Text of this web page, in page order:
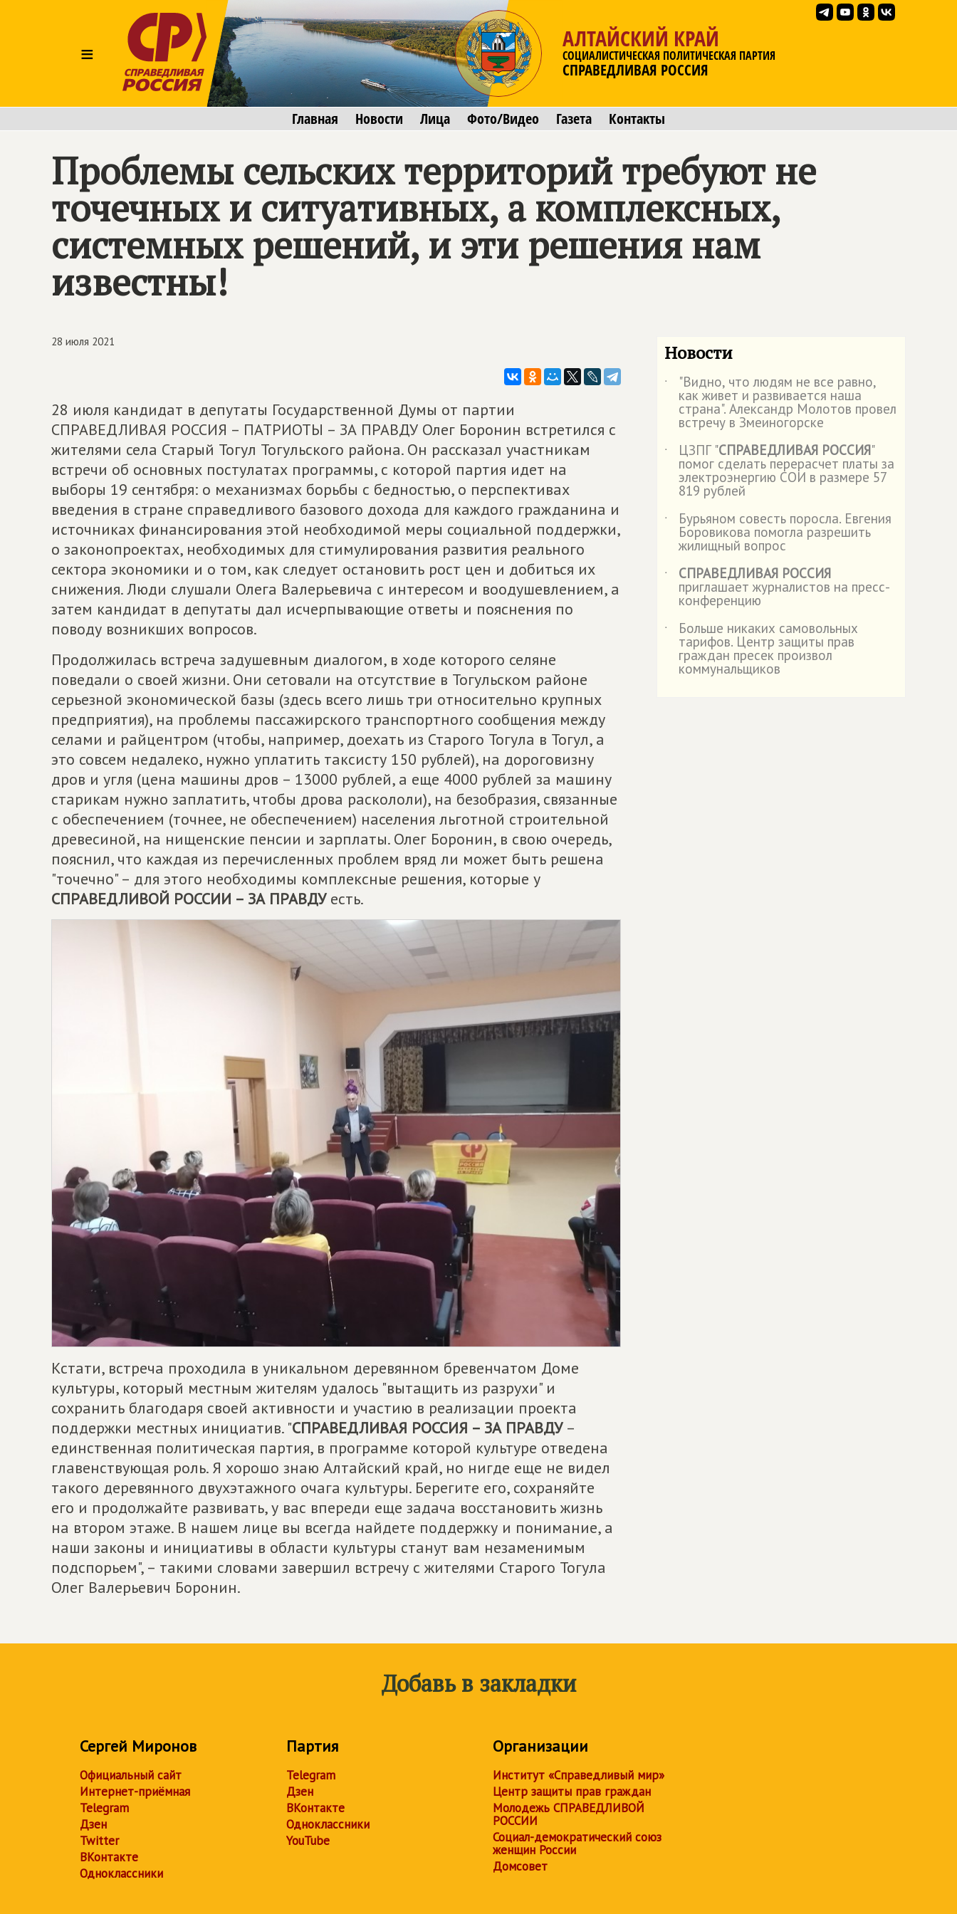
≡
АЛТАЙСКИЙ КРАЙ
СОЦИАЛИСТИЧЕСКАЯ ПОЛИТИЧЕСКАЯ ПАРТИЯ
СПРАВЕДЛИВАЯ РОССИЯ
Главная Новости Лица Фото/Видео Газета Контакты
Проблемы сельских территорий требуют не
точечных и ситуативных, а комплексных,
системных решений, и эти решения нам
известны!
28 июля 2021
28 июля кандидат в депутаты Государственной Думы от партии
СПРАВЕДЛИВАЯ РОССИЯ – ПАТРИОТЫ – ЗА ПРАВДУ Олег Боронин встретился с
жителями села Старый Тогул Тогульского района. Он рассказал участникам
встречи об основных постулатах программы, с которой партия идет на
выборы 19 сентября: о механизмах борьбы с бедностью, о перспективах
введения в стране справедливого базового дохода для каждого гражданина и
источниках финансирования этой необходимой меры социальной поддержки,
о законопроектах, необходимых для стимулирования развития реального
сектора экономики и о том, как следует остановить рост цен и добиться их
снижения. Люди слушали Олега Валерьевича с интересом и воодушевлением, а
затем кандидат в депутаты дал исчерпывающие ответы и пояснения по
поводу возникших вопросов.
Продолжилась встреча задушевным диалогом, в ходе которого селяне
поведали о своей жизни. Они сетовали на отсутствие в Тогульском районе
серьезной экономической базы (здесь всего лишь три относительно крупных
предприятия), на проблемы пассажирского транспортного сообщения между
селами и райцентром (чтобы, например, доехать из Старого Тогула в Тогул, а
это совсем недалеко, нужно уплатить таксисту 150 рублей), на дороговизну
дров и угля (цена машины дров – 13000 рублей, а еще 4000 рублей за машину
старикам нужно заплатить, чтобы дрова раскололи), на безобразия, связанные
с обеспечением (точнее, не обеспечением) населения льготной строительной
древесиной, на нищенские пенсии и зарплаты. Олег Боронин, в свою очередь,
пояснил, что каждая из перечисленных проблем вряд ли может быть решена
"точечно" – для этого необходимы комплексные решения, которые у
СПРАВЕДЛИВОЙ РОССИИ – ЗА ПРАВДУесть.
Кстати, встреча проходила в уникальном деревянном бревенчатом Доме
культуры, который местным жителям удалось "вытащить из разрухи" и
сохранить благодаря своей активности и участию в реализации проекта
поддержки местных инициатив. "СПРАВЕДЛИВАЯ РОССИЯ – ЗА ПРАВДУ–
единственная политическая партия, в программе которой культуре отведена
главенствующая роль. Я хорошо знаю Алтайский край, но нигде еще не видел
такого деревянного двухэтажного очага культуры. Берегите его, сохраняйте
его и продолжайте развивать, у вас впереди еще задача восстановить жизнь
на втором этаже. В нашем лице вы всегда найдете поддержку и понимание, а
наши законы и инициативы в области культуры станут вам незаменимым
подспорьем", – такими словами завершил встречу с жителями Старого Тогула
Олег Валерьевич Боронин.
Новости
˙ "Видно, что людям не все равно,
как живет и развивается наша
страна". Александр Молотов провел
встречу в Змеиногорске
˙
ЦЗПГ "СПРАВЕДЛИВАЯ РОССИЯ"
помог сделать перерасчет платы за
электроэнергию СОИ в размере 57
819 рублей
˙
Бурьяном совесть поросла. Евгения
Боровикова помогла разрешить
жилищный вопрос
˙
СПРАВЕДЛИВАЯ РОССИЯ
приглашает журналистов на пресс-
конференцию
˙
Больше никаких самовольных
тарифов. Центр защиты прав
граждан пресек произвол
коммунальщиков
Добавь в закладки
Сергей Миронов
Официальный сайт
Интернет-приёмная
Telegram
Дзен
Twitter
ВКонтакте
Одноклассники
Партия
Telegram
Дзен
ВКонтакте
Одноклассники
YouTube
Организации
Институт «Справедливый мир»
Центр защиты прав граждан
Молодежь СПРАВЕДЛИВОЙ
РОССИИ
Социал-демократический союз
женщин России
Домсовет